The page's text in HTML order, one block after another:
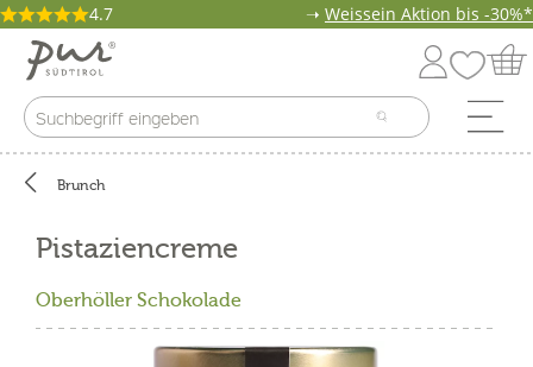
4.7 ➝ Weissein Aktion bis -30%*
Brunch
Pistaziencreme
Oberhöller Schokolade